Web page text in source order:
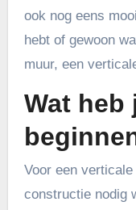
ook nog eens
hebt of gewoon
muur, een
Wat heb
Voor een
constructie nodig